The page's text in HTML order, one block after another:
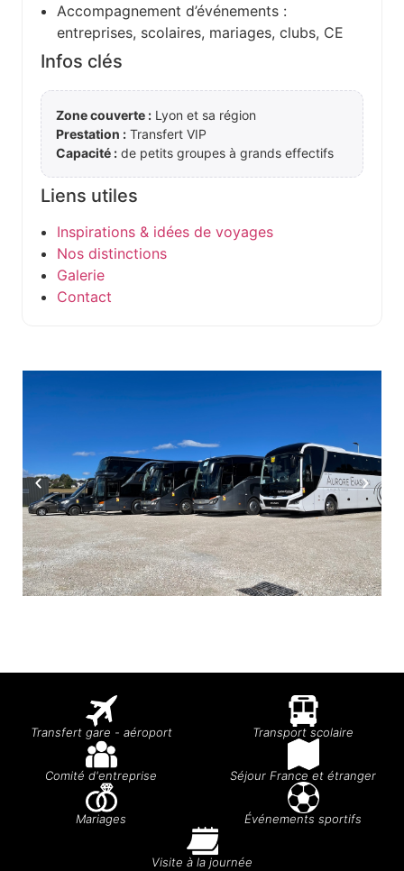
Accompagnement d’événements :
entreprises, scolaires, mariages, clubs, CE
Infos clés
Zone couverte : Lyon et sa région
Prestation : Transfert VIP
Capacité : de petits groupes à grands effectifs
Liens utiles
Inspirations & idées de voyages
Nos distinctions
Galerie
Contact
Transfert gare - aéroport Transport scolaire
Comité d'entreprise Séjour France et étranger
Mariages Événements sportifs
Visite à la journée